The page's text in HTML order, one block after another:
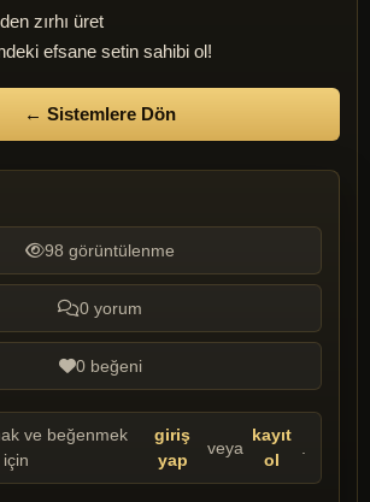
zırhı üret
efsane setin sahibi ol!
← Sistemlere Dön
98 görüntülenme
0 yorum
0 beğeni
ve beğenmek
için
giriş
yap
veya
kayıt
ol